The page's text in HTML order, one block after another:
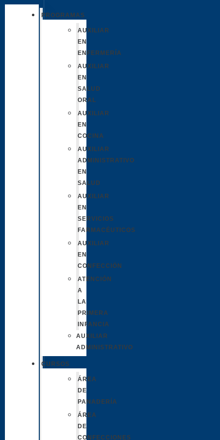
PROGRAMAS
AUXILIAR
EN
ENFERMERÍA
AUXILIAR
EN
SALUD
ORAL
AUXILIAR
EN
COCINA
AUXILIAR
ADMINISTRATIVO
EN
SALUD
AUXILIAR
EN
SERVICIOS
FARMACÉUTICOS
AUXILIAR
EN
CONFECCIÓN
ATENCIÓN
A
LA
PRIMERA
INFANCIA
AUXILIAR
ADMINISTRATIVO
CURSOS
ÁREA
DE
PANADERÍA
ÁREA
DE
CONFECCIONES